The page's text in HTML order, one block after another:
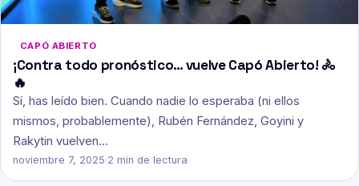
CAPÓ ABIERTO
¡Contra todo pronóstico… vuelve Capó Abierto! 🚴
🔥
Sí, has leído bien. Cuando nadie lo esperaba (ni ellos
mismos, probablemente), Rubén Fernández, Goyini y
Rakytin vuelven…
noviembre 7, 2025·2 min de lectura